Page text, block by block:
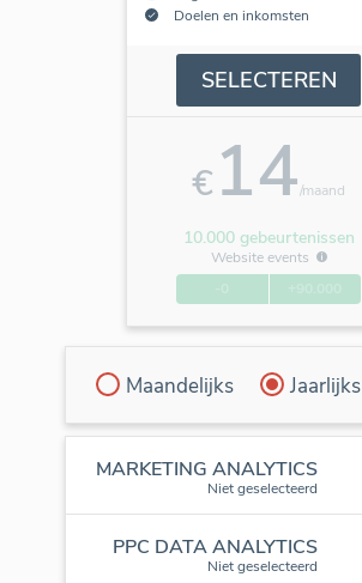
Doelen en inkomsten
SELECTEREN
€14/maand
10.000 gebeurtenissen
Website events
Maandelijks Jaarlijks
MARKETING ANALYTICS
Niet geselecteerd
PPC DATA ANALYTICS
Niet geselecteerd